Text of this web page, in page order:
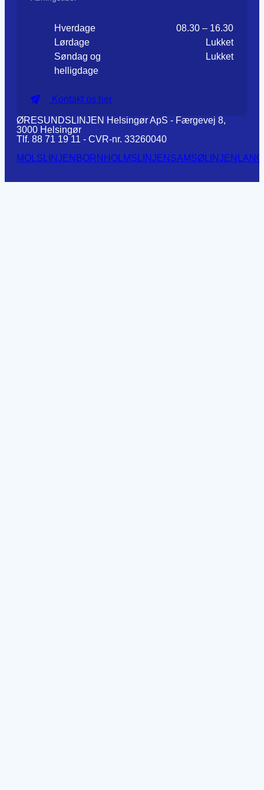
Hverdage
08.30 – 16.30
Lørdage
Lukket
Søndag og
helligdage
Lukket
Kontakt os her
ØRESUNDSLINJEN Helsingør ApS - Færgevej 8,
3000 Helsingør
Tlf. 88 71 19 11 - CVR-nr. 33260040
MOLSLINJEN BORNHOLMSLINJEN SAMSØLINJEN